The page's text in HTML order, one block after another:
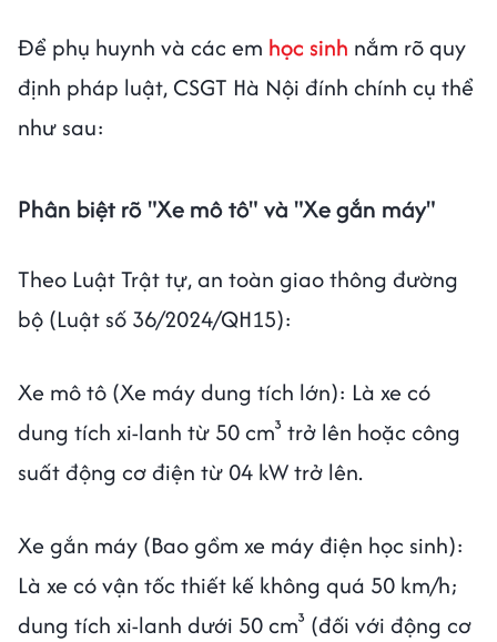
Để phụ huynh và các em học sinh nắm rõ quy
định pháp luật, CSGT Hà Nội đính chính cụ thể
như sau:
Phân biệt rõ "Xe mô tô" và "Xe gắn máy"
Theo Luật Trật tự, an toàn giao thông đường
bộ (Luật số 36/2024/QH15):
Xe mô tô (Xe máy dung tích lớn): Là xe có
dung tích xi-lanh từ 50 cm³ trở lên hoặc công
suất động cơ điện từ 04 kW trở lên.
Xe gắn máy (Bao gồm xe máy điện học sinh):
Là xe có vận tốc thiết kế không quá 50 km/h;
dung tích xi-lanh dưới 50 cm³ (đối với động cơ